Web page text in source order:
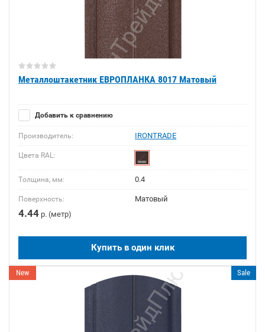
Металлоштакетник ЕВРОПЛАНКА 8017 Матовый
Добавить к сравнению
Производитель: IRONTRADE
Цвета RAL:
Толщина, мм: 0.4
Поверхность: Матовый
4.44 р. (метр)
Купить в один клик
New Sale